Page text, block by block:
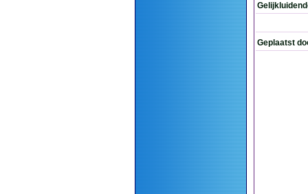
Geplaatst